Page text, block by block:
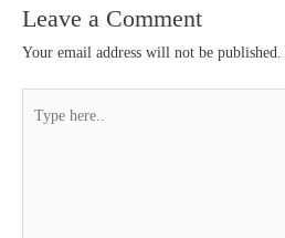
Leave a Comment
Your email address will not be published.